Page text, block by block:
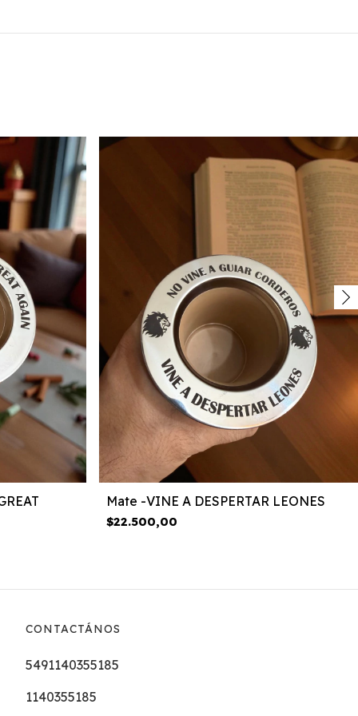
Mate -VINE A DESPERTAR LEONES
$22.500,00
CONTACTÁNOS
5491140355185
1140355185